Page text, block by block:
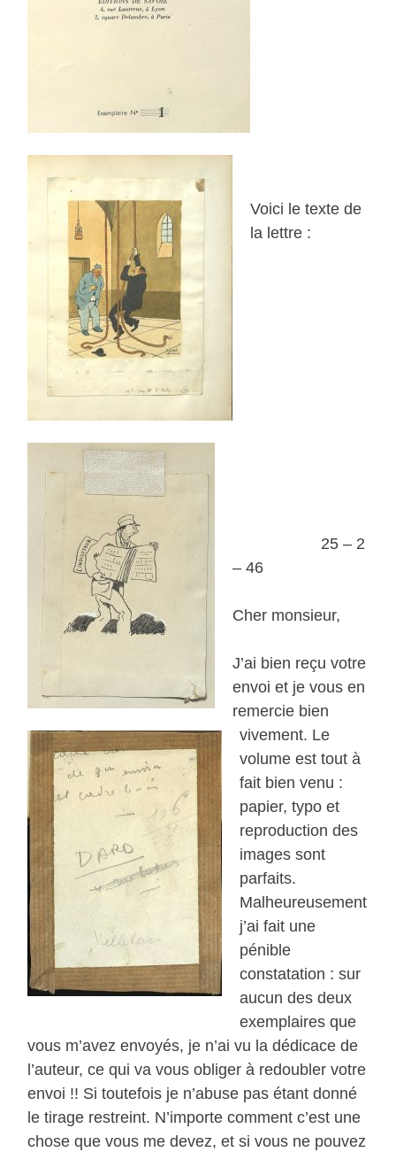
Voici le texte de
la lettre :
25 – 2
– 46
Cher monsieur,
J’ai bien reçu votre
envoi et je vous en
remercie bien
vivement. Le
volume est tout à
fait bien venu :
papier, typo et
reproduction des
images sont
parfaits.
Malheureusement
j’ai fait une
pénible
constatation : sur
aucun des deux
exemplaires que
vous m’avez envoyés, je n’ai vu la dédicace de
l’auteur, ce qui va vous obliger à redoubler votre
envoi !! Si toutefois je n’abuse pas étant donné
le tirage restreint. N’importe comment c’est une
chose que vous me devez, et si vous ne pouvez